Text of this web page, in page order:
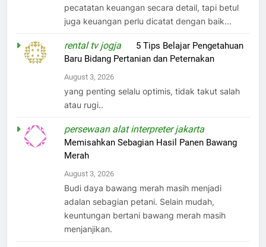
pecatatan keuangan secara detail, tapi betul
juga keuangan perlu dicatat dengan baik...
rental tv jogja
5 Tips Belajar Pengetahuan
Baru Bidang Pertanian dan Peternakan
August 3, 2026
yang penting selalu optimis, tidak takut salah
atau rugi..
persewaan alat interpreter jakarta
Memisahkan Sebagian Hasil Panen Bawang
Merah
August 3, 2026
Budi daya bawang merah masih menjadi
adalan sebagian petani. Selain mudah,
keuntungan bertani bawang merah masih
menjanjikan.